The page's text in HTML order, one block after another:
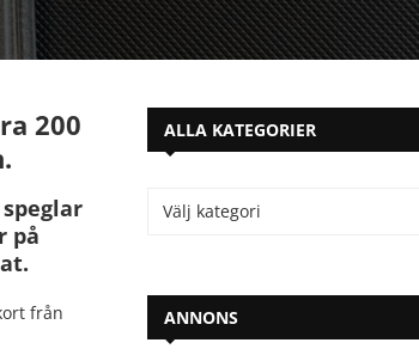
200
på
från
ALLA KATEGORIER
ANNONS